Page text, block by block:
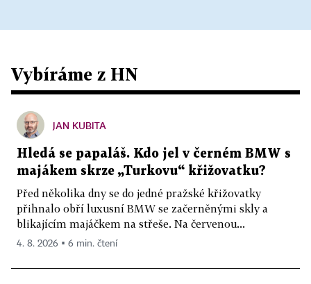
Vybíráme z HN
JAN KUBITA
Hledá se papaláš. Kdo jel v černém BMW s
majákem skrze „Turkovu“ křižovatku?
Před několika dny se do jedné pražské křižovatky
přihnalo obří luxusní BMW se začerněnými skly a
blikajícím majáčkem na střeše. Na červenou...
4. 8. 2026 ▪ 6 min. čtení